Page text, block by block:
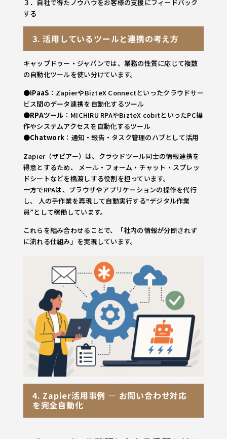
３．自社で得たノウハウをお客様の支援にフィードバック
する
3. 活用しているツールと連携の考え方
キャップドゥー・ジャパンでは、業務の性質に応じて複数
の自動化ツールを使い分けています。
●iPaaS ：ZapierやBizteX Connectといったクラウドサー
ビス間のデータ連携を自動化するツール
●RPAツール ：MICHIRU RPAやBizteX cobitといったPC操
作やシステムアクセスを自動化するツール
●Chatwork ：通知・報告・タスク管理のハブとして活用
Zapier（ザピアー）は、クラウドツール同士の情報連携を
得意とするため、 メール・フォーム・チャット・スプレッ
ドシートなどを橋渡しする役割を担っています。
一方でRPAは、ブラウザやアプリケーションの操作を代行
し、 人の手作業を再現して自動実行する“デジタル作業
員”として稼働しています。
これらを組み合わせることで、「社内の情報が分断されず
に流れる仕組み」を実現しています。
4. Zapier活用事例 ― お問い合わせ対応
を完全自動化